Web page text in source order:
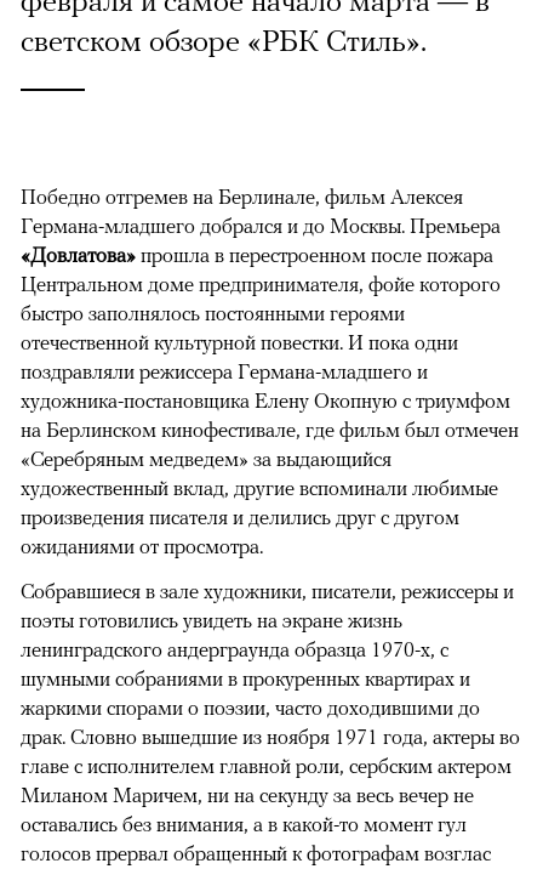
светском обзоре «РБК Стиль».
Победно отгремев на Берлинале, фильм Алексея
Германа-младшего добрался и до Москвы. Премьера
«Довлатова» прошла в перестроенном после пожара
Центральном доме предпринимателя, фойе которого
быстро заполнялось постоянными героями
отечественной культурной повестки. И пока одни
поздравляли режиссера Германа-младшего и
художника-постановщика Елену Окопную с триумфом
на Берлинском кинофестивале, где фильм был отмечен
«Серебряным медведем» за выдающийся
художественный вклад, другие вспоминали любимые
произведения писателя и делились друг с другом
ожиданиями от просмотра.
Собравшиеся в зале художники, писатели, режиссеры и
поэты готовились увидеть на экране жизнь
ленинградского андерграунда образца 1970-х, с
шумными собраниями в прокуренных квартирах и
жаркими спорами о поэзии, часто доходившими до
драк. Словно вышедшие из ноября 1971 года, актеры во
главе с исполнителем главной роли, сербским актером
Миланом Маричем, ни на секунду за весь вечер не
оставались без внимания, а в какой-то момент гул
голосов прервал обращенный к фотографам возглас